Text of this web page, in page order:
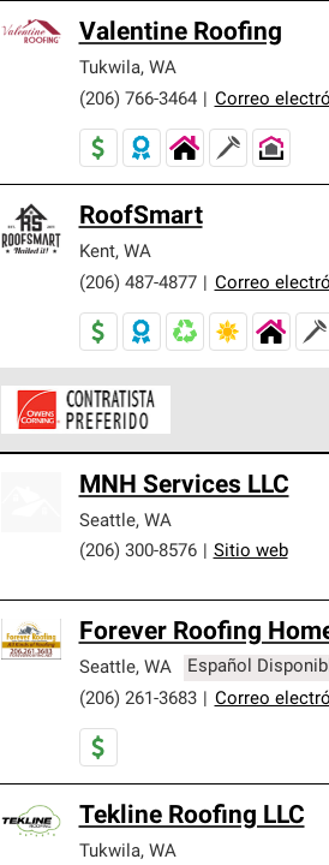
cumplen con estándares estrictos de
ofrecer nuestra mejor garantía de
Valentine Roofing
Tukwila, WA
(206) 766-3464
Correo
RoofSmart
Kent, WA
(206) 487-4877
Correo
cumplen con altos estándares y
MNH Services LLC
Seattle, WA
(206) 300-8576
Sitio web
Forever Roofing
Seattle, WA
Español
(206) 261-3683
Correo
Tekline Roofing LLC
Tukwila, WA